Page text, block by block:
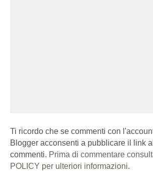
Ti ricordo che se commenti con
Blogger acconsenti a pubblicare il link
commenti. Prima di commentare
POLICY per ulteriori informazioni.